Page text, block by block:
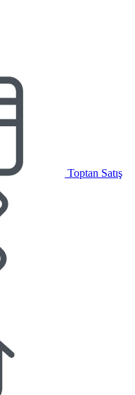
Toptan Satış